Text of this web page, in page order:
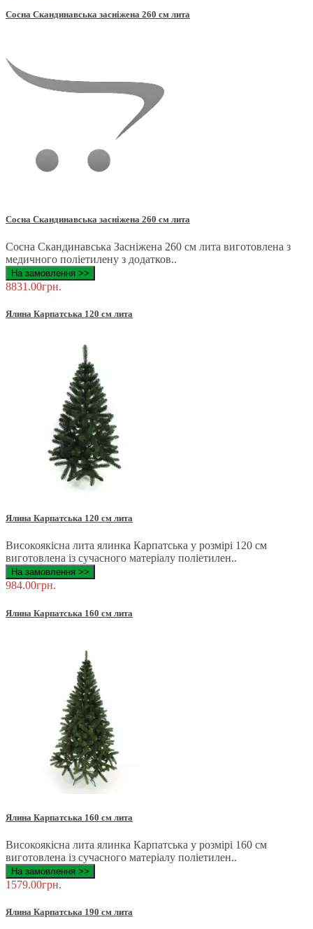
Сосна Скандинавська засніжена 260 см лита
Сосна Скандинавська засніжена 260 см лита
Сосна Скандинавська Засніжена 260 см лита виготовлена ​​з
медичного поліетилену з додатков..
На замовлення >>
8831.00грн.
Ялина Карпатська 120 см лита
Ялина Карпатська 120 см лита
Високоякісна лита ялинка Карпатська у розмірі 120 см
виготовлена ​​із сучасного матеріалу поліетилен..
На замовлення >>
984.00грн.
Ялина Карпатська 160 см лита
Ялина Карпатська 160 см лита
Високоякісна лита ялинка Карпатська у розмірі 160 см
виготовлена ​​із сучасного матеріалу поліетилен..
На замовлення >>
1579.00грн.
Ялина Карпатська 190 см лита